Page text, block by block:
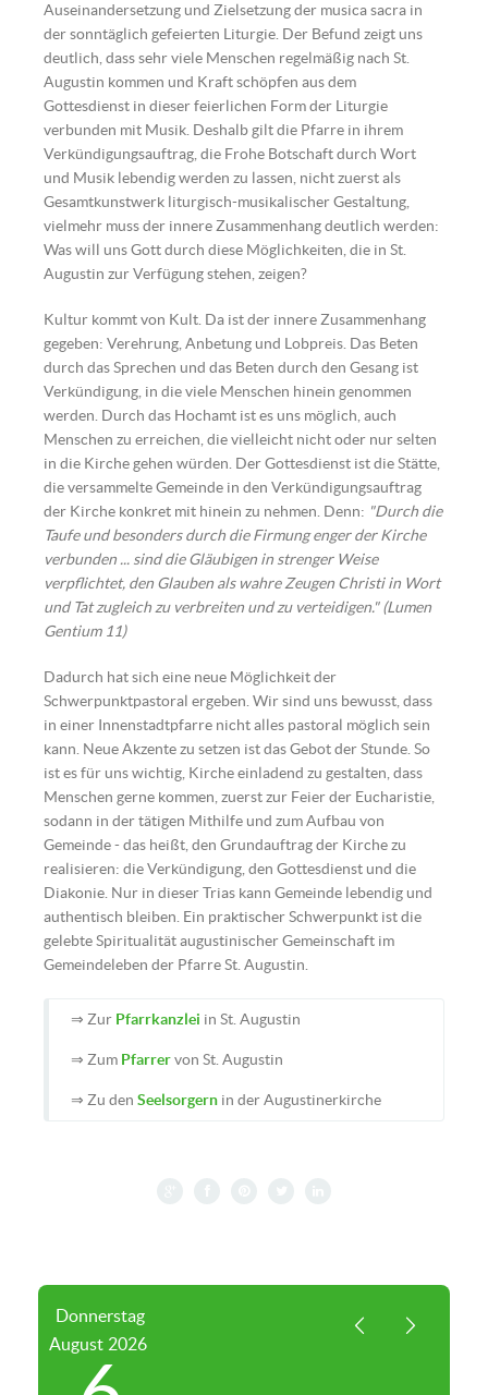
Auseinandersetzung und Zielsetzung der musica sacra in
der sonntäglich gefeierten Liturgie. Der Befund zeigt uns
deutlich, dass sehr viele Menschen regelmäßig nach St.
Augustin kommen und Kraft schöpfen aus dem
Gottesdienst in dieser feierlichen Form der Liturgie
verbunden mit Musik. Deshalb gilt die Pfarre in ihrem
Verkündigungsauftrag, die Frohe Botschaft durch Wort
und Musik lebendig werden zu lassen, nicht zuerst als
Gesamtkunstwerk liturgisch-musikalischer Gestaltung,
vielmehr muss der innere Zusammenhang deutlich werden:
Was will uns Gott durch diese Möglichkeiten, die in St.
Augustin zur Verfügung stehen, zeigen?
Kultur kommt von Kult. Da ist der innere Zusammenhang
gegeben: Verehrung, Anbetung und Lobpreis. Das Beten
durch das Sprechen und das Beten durch den Gesang ist
Verkündigung, in die viele Menschen hinein genommen
werden. Durch das Hochamt ist es uns möglich, auch
Menschen zu erreichen, die vielleicht nicht oder nur selten
in die Kirche gehen würden. Der Gottesdienst ist die Stätte,
die versammelte Gemeinde in den Verkündigungsauftrag
der Kirche konkret mit hinein zu nehmen. Denn: "Durch die
Taufe und besonders durch die Firmung enger der Kirche
verbunden ... sind die Gläubigen in strenger Weise
verpflichtet, den Glauben als wahre Zeugen Christi in Wort
und Tat zugleich zu verbreiten und zu verteidigen." (Lumen
Gentium 11)
Dadurch hat sich eine neue Möglichkeit der
Schwerpunktpastoral ergeben. Wir sind uns bewusst, dass
in einer Innenstadtpfarre nicht alles pastoral möglich sein
kann. Neue Akzente zu setzen ist das Gebot der Stunde. So
ist es für uns wichtig, Kirche einladend zu gestalten, dass
Menschen gerne kommen, zuerst zur Feier der Eucharistie,
sodann in der tätigen Mithilfe und zum Aufbau von
Gemeinde - das heißt, den Grundauftrag der Kirche zu
realisieren: die Verkündigung, den Gottesdienst und die
Diakonie. Nur in dieser Trias kann Gemeinde lebendig und
authentisch bleiben. Ein praktischer Schwerpunkt ist die
gelebte Spiritualität augustinischer Gemeinschaft im
Gemeindeleben der Pfarre St. Augustin.
⇒ Zur Pfarrkanzlei in St. Augustin
⇒ Zum Pfarrervon St. Augustin
⇒ Zu den Seelsorgern in der Augustinerkirche
Donnerstag
August 2026